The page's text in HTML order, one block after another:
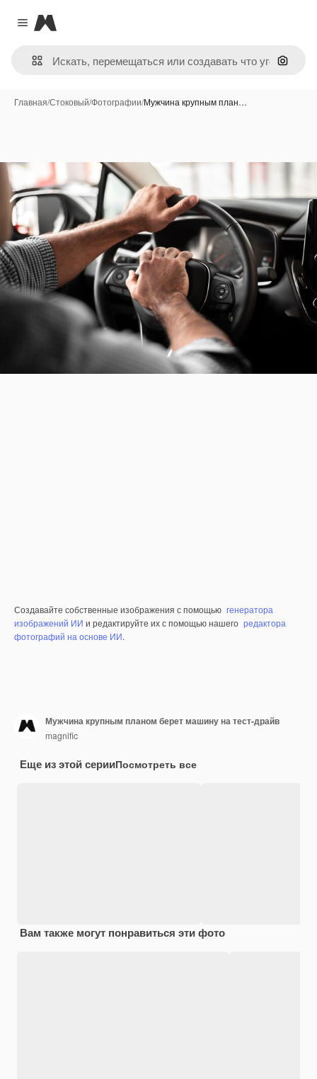
Close menu
Magnific
Поиск
Главная/Стоковый/Фотографии/Мужчина крупным план…
Создавайте собственные изображения с помощью генератора
изображений ИИ и редактируйте их с помощью нашего редактора
фотографий на основе ИИ.
Мужчина крупным планом берет машину на тест-драйв
magnific
Еще из этой серииПосмотреть все
Вам также могут понравиться эти фото